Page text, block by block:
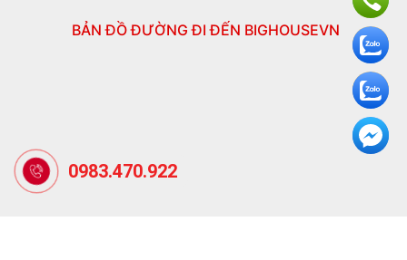
0983.470.922
BẢN ĐỒ ĐƯỜNG ĐI ĐẾN BIGHOUSEVN